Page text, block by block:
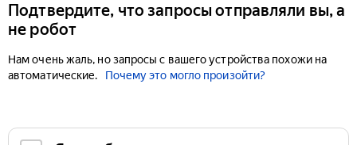
Подтвердите, что запросы отправляли вы, а
не робот
Нам очень жаль, но запросы с вашего устройства похожи на
автоматические.
Почему это могло произойти?